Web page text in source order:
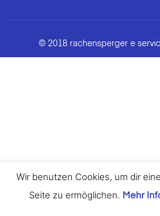
© 2018 rachensperger e
Wir benutzen Cookies, um dir
Seite zu ermöglichen. Mehr